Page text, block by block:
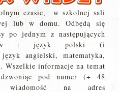
czasie, w szkolnej sali
lub w domu. Odbędą się
po jednym z następujących
: język polski (i
angielski, matematyka,
Wszelkie informacje na temat
pod numer (+ 48
na adres